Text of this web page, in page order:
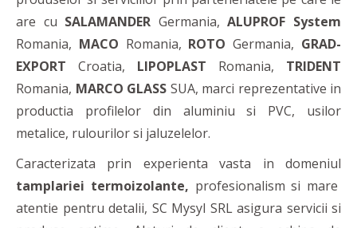
are cu SALAMANDER Germania,ALUPROF System
Romania, MACO Romania, ROTO Germania, GRAD-
EXPORT Croatia, LIPOPLAST Romania, TRIDENT
Romania, MARCO GLASS SUA, marci reprezentative in
productia profilelor din aluminiu si PVC, usilor
metalice, rulourilor si jaluzelelor.
Caracterizata prin experienta vasta in domeniul
tamplariei termoizolante, profesionalism si mare
atentie pentru detalii, SC Mysyl SRL asigura servicii si